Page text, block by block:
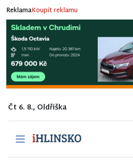
ReklamaKoupit reklamu
Čt 6. 8., Oldřiška